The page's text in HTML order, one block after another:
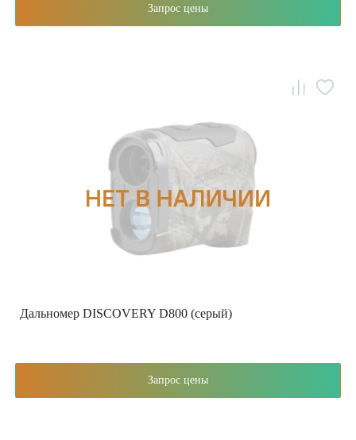
Запрос цены
Дальномер DISCOVERY D800 (серый)
Запрос цены